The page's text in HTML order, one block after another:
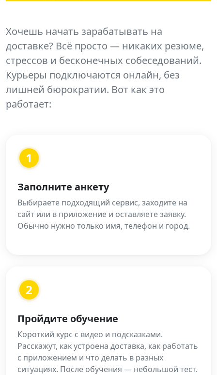
Хочешь начать зарабатывать на
доставке? Всё просто — никаких резюме,
стрессов и бесконечных собеседований.
Курьеры подключаются онлайн, без
лишней бюрократии. Вот как это
работает:
1
Заполните анкету
Выбираете подходящий сервис, заходите на
сайт или в приложение и оставляете заявку.
Обычно нужно только имя, телефон и город.
2
Пройдите обучение
Короткий курс с видео и подсказками.
Расскажут, как устроена доставка, как работать
с приложением и что делать в разных
ситуациях. После обучения — небольшой тест.